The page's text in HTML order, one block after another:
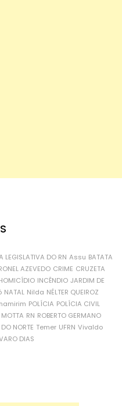
LEGISLATIVA DO RN Assu BATATA
AZEVEDO CRIME CRUZETA
INCÊNDIO JARDIM DE
NATAL Nilda NÉLTER QUEIROZ
POLÍCIA POLÍCIA CIVIL
MOTTA RN ROBERTO GERMANO
NORTE Temer UFRN Vivaldo
DIAS